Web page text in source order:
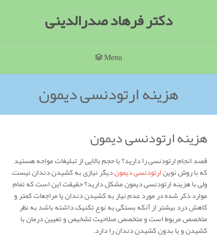
دکتر فرهاد صدرالدینی
Menu
هزینه ارتودنسی دیمون
هزینه ارتودنسی دیمون
قصد انجام ارتودنسی را دارید؟ با حجم بالایی از تبلیغات مواجه هستید
که با روش نوینارتودنسی دیموندیگر نیازی به کشیدن دندان نیست.
ولی با هزینه ارتودنسی دیمون مشکل دارید؟ حقیقت این است که تمام
موارد ذکر شده در مورد عدم نیاز به کشیدن دندان یا مراجعات کمتر و
کاهش درد بیشتر از آنکه بستگی به نوع تکنیک داشته باشد به نظر
متخصص مربوط است و متخصص صلاحیت تشخیص و تعیین درمان با
کشیدن و یا بدون کشیدن دندان را دارد.